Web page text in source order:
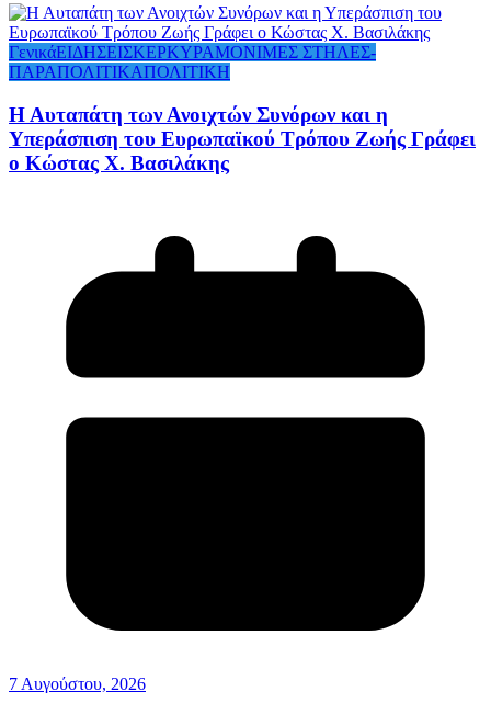
ΓενικάΕΙΔΗΣΕΙΣΚΕΡΚΥΡΑΜΟΝΙΜΕΣ ΣΤΗΛΕΣ-
ΠΑΡΑΠΟΛΙΤΙΚΑΠΟΛΙΤΙΚΗ
Η Αυταπάτη των Ανοιχτών Συνόρων και η
Υπεράσπιση του Ευρωπαϊκού Τρόπου Ζωής Γράφει
ο Κώστας Χ. Βασιλάκης
7 Αυγούστου, 2026